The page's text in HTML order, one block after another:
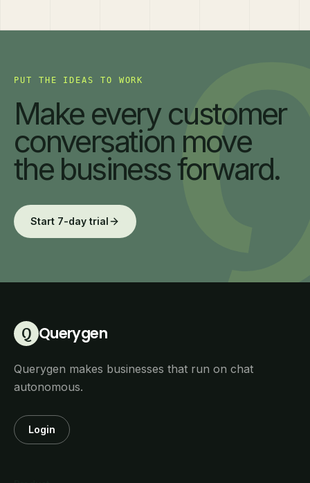
PUT THE IDEAS TO WORK
Make every customer
conversation move
the business forward.
Start 7-day trial
Q Querygen
Querygen makes businesses that run on chat
autonomous.
Login